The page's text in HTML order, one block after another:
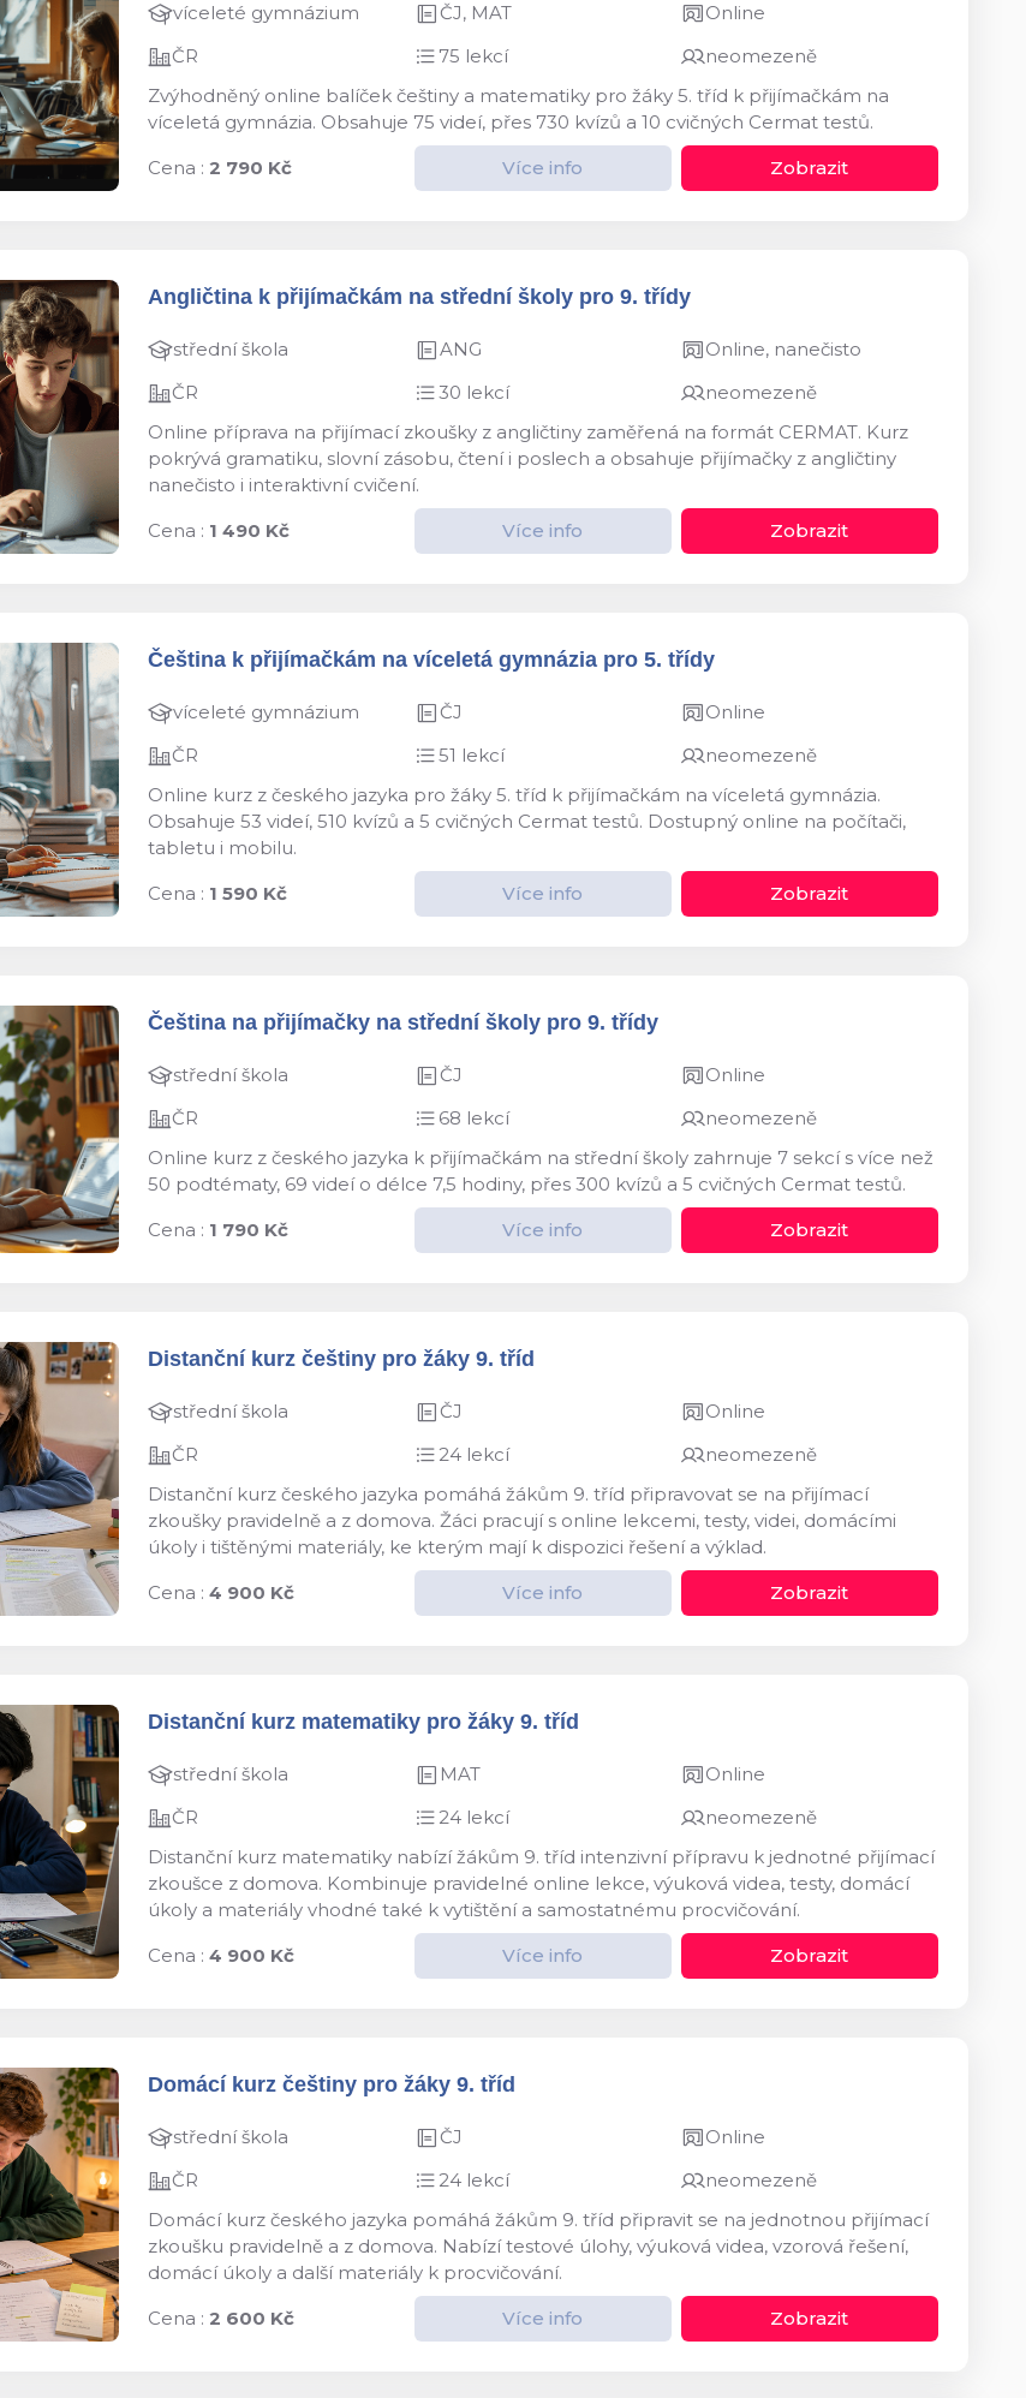
víceleté gymnázium ČJ, MAT
Online
ČR
75 lekcí
neomezeně
Zvýhodněný online balíček češtiny a matematiky pro žáky 5. tříd k přijímačkám na
víceletá gymnázia. Obsahuje 75 videí, přes 730 kvízů a 10 cvičných Cermat testů.
Cena : 2 790 Kč Více info Zobrazit
Angličtina k přijímačkám na střední školy pro 9. třídy
střední škola ANG
Online, nanečisto
ČR
30 lekcí
neomezeně
Online příprava na přijímací zkoušky z angličtiny zaměřená na formát CERMAT. Kurz
pokrývá gramatiku, slovní zásobu, čtení i poslech a obsahuje přijímačky z angličtiny
nanečisto i interaktivní cvičení.
Cena : 1 490 Kč Více info Zobrazit
Čeština k přijímačkám na víceletá gymnázia pro 5. třídy
víceleté gymnázium ČJ
Online
ČR
51 lekcí
neomezeně
Online kurz z českého jazyka pro žáky 5. tříd k přijímačkám na víceletá gymnázia.
Obsahuje 53 videí, 510 kvízů a 5 cvičných Cermat testů. Dostupný online na počítači,
tabletu i mobilu.
Cena : 1 590 Kč Více info Zobrazit
Čeština na přijímačky na střední školy pro 9. třídy
střední škola ČJ
Online
ČR
68 lekcí
neomezeně
Online kurz z českého jazyka k přijímačkám na střední školy zahrnuje 7 sekcí s více než
50 podtématy, 69 videí o délce 7,5 hodiny, přes 300 kvízů a 5 cvičných Cermat testů.
Cena : 1 790 Kč Více info Zobrazit
Distanční kurz češtiny pro žáky 9. tříd
střední škola ČJ
Online
ČR
24 lekcí
neomezeně
Distanční kurz českého jazyka pomáhá žákům 9. tříd připravovat se na přijímací
zkoušky pravidelně a z domova. Žáci pracují s online lekcemi, testy, videi, domácími
úkoly i tištěnými materiály, ke kterým mají k dispozici řešení a výklad.
Cena : 4 900 Kč Více info Zobrazit
Distanční kurz matematiky pro žáky 9. tříd
střední škola MAT
Online
ČR
24 lekcí
neomezeně
Distanční kurz matematiky nabízí žákům 9. tříd intenzivní přípravu k jednotné přijímací
zkoušce z domova. Kombinuje pravidelné online lekce, výuková videa, testy, domácí
úkoly a materiály vhodné také k vytištění a samostatnému procvičování.
Cena : 4 900 Kč Více info Zobrazit
Domácí kurz češtiny pro žáky 9. tříd
střední škola ČJ
Online
ČR
24 lekcí
neomezeně
Domácí kurz českého jazyka pomáhá žákům 9. tříd připravit se na jednotnou přijímací
zkoušku pravidelně a z domova. Nabízí testové úlohy, výuková videa, vzorová řešení,
domácí úkoly a další materiály k procvičování.
Cena : 2 600 Kč Více info Zobrazit